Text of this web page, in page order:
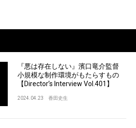
『悪は存在しない』濱口竜介監督
小規模な制作環境がもたらすもの
【Director’s Interview Vol.401】
2024.04.23 香田史生